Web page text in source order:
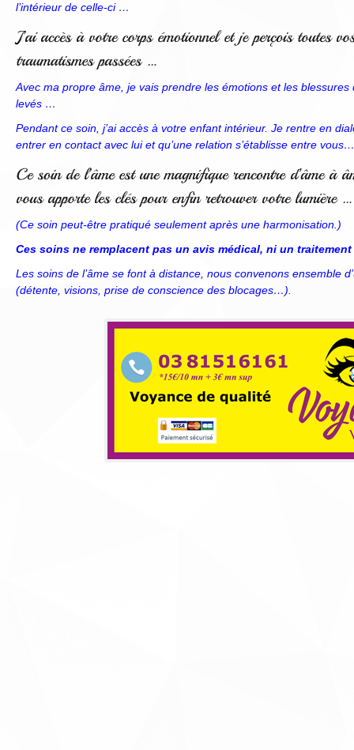
l’intérieur de celle-ci …
Avec ma propre âme, je vais prendre les émotions et les
levés …
Pendant ce soin, j’ai accès à votre enfant intérieur. Je rentre en
entrer en contact avec lui et qu’une relation s’établisse entre vous…
(Ce soin peut-être pratiqué seulement après une harmonisation.)
Ces soins ne remplacent pas un avis médical, ni un
Les soins de l’âme se font à distance, nous convenons ensemble
(détente, visions, prise de conscience des blocages…).